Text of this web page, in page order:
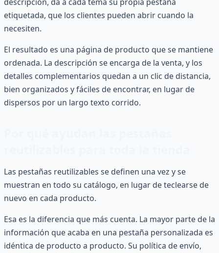
etiquetada, que los clientes pueden abrir cuando la
necesiten.
El resultado es una página de producto que se mantiene
ordenada. La descripción se encarga de la venta, y los
detalles complementarios quedan a un clic de distancia,
bien organizados y fáciles de encontrar, en lugar de
dispersos por un largo texto corrido.
Las pestañas reutilizables se definen una vez y se
muestran en todo su catálogo, en lugar de teclearse de
nuevo en cada producto.
Esa es la diferencia que más cuenta. La mayor parte de la
información que acaba en una pestaña personalizada es
idéntica de producto a producto. Su política de envío,